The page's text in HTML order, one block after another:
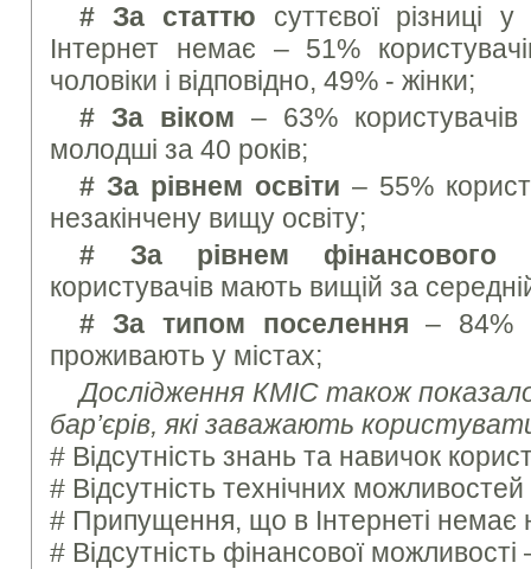
# За статтю суттєвої різниці у
Інтернет немає – 51%
чоловіки і відповідно, 49% - жінки;
# За віком – 63%
молодші за 40 років;
# За рівнем освіти – 55%
незакінчену вищу освіту;
# За рівнем фінансового
користувачів мають вищій за
# За типом поселення – 84%
проживають у містах;
Дослідження КМІС також
бар’єрів, які заважають
# Відсутність знань та навичок
# Відсутність технічних
# Припущення, що в Інтернеті немає
# Відсутність фінансової можливості